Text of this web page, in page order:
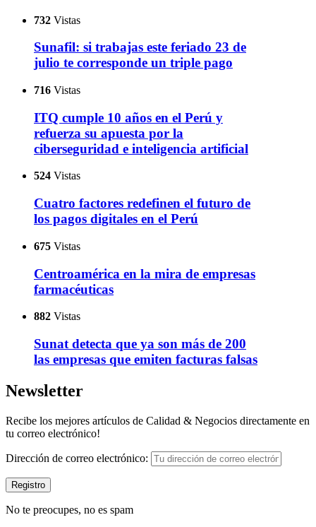
732 Vistas
Sunafil: si trabajas este feriado 23 de
julio te corresponde un triple pago
716 Vistas
ITQ cumple 10 años en el Perú y
refuerza su apuesta por la
ciberseguridad e inteligencia artificial
524 Vistas
Cuatro factores redefinen el futuro de
los pagos digitales en el Perú
675 Vistas
Centroamérica en la mira de empresas
farmacéuticas
882 Vistas
Sunat detecta que ya son más de 200
las empresas que emiten facturas falsas
Newsletter
Recibe los mejores artículos de Calidad & Negocios directamente en
tu correo electrónico!
Dirección de correo electrónico:
No te preocupes, no es spam